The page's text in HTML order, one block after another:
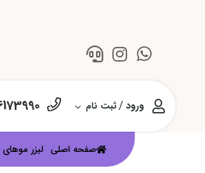
ورود/ثبت نام
صفحه اصلی لیزر موهای